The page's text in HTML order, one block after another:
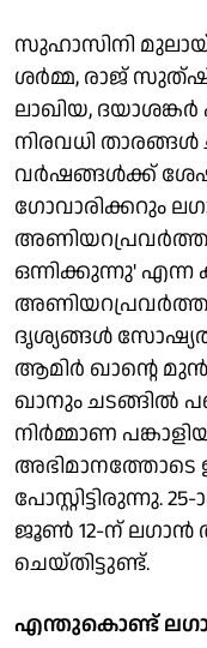
സുഹാസിനി
ശര്‍മ്മ, രാജ്
ലാഖിയ,
നിരവധി
വര്‍ഷങ്ങള്‍ക്ക്
ഗോവാരിക്കറും
ഒന്നിക്കുന്നു' എന്ന
ദൃശ്യങ്ങള്‍ സോഷ്യല്‍
ആമിര്‍ ഖാന്റെ
ഖാനും ചടങ്ങില്‍
നിര്‍മ്മാണ
അഭിമാനത്തോടെ
പോസ്റ്റിട്ടിരുന്നു.
ജൂണ്‍ 12-ന് ലഗാന്‍
ചെയ്തിട്ടുണ്ട്.
എന്തുകൊണ്ട്